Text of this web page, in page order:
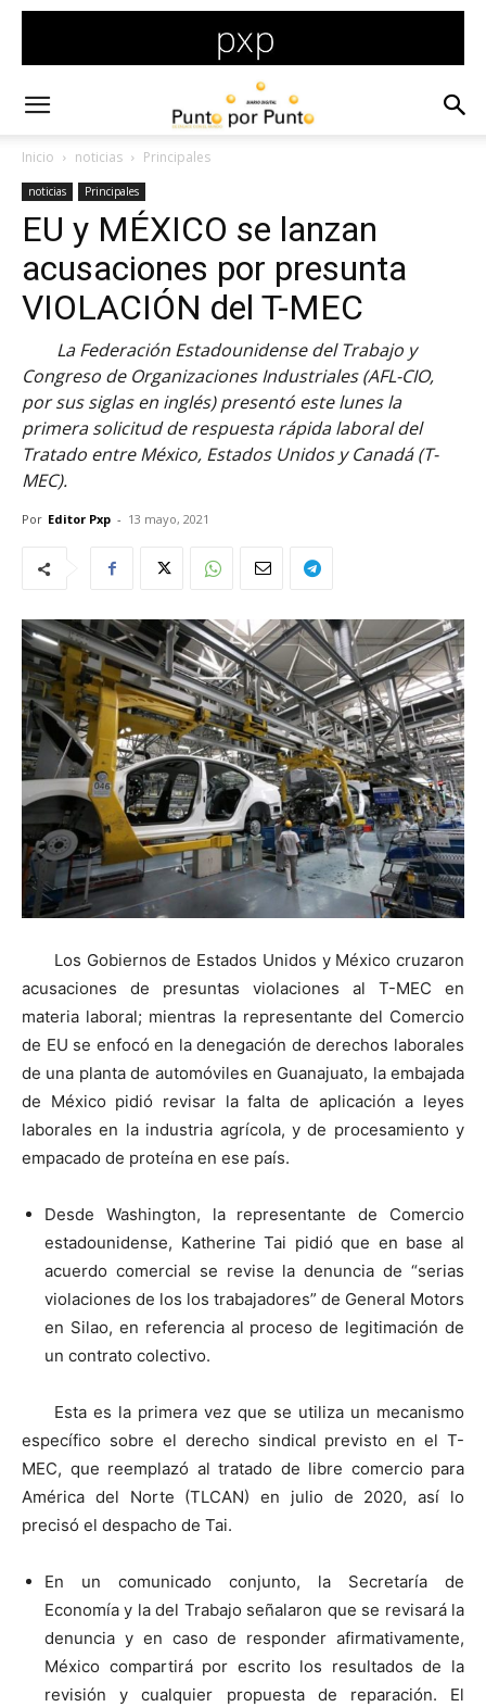
Inicio noticias Principales
noticias Principales
EU y MÉXICO se lanzan
acusaciones por presunta
VIOLACIÓN del T-MEC
La Federación Estadounidense del Trabajo y
Congreso de Organizaciones Industriales (AFL-CIO,
por sus siglas en inglés) presentó este lunes la
primera solicitud de respuesta rápida laboral del
Tratado entre México, Estados Unidos y Canadá (T-
MEC).
Por Editor Pxp - 13 mayo, 2021
Los Gobiernos de Estados Unidos y México cruzaron
acusaciones de presuntas violaciones al T-MEC en
materia laboral; mientras la representante del Comercio
de EU se enfocó en la denegación de derechos laborales
de una planta de automóviles en Guanajuato, la embajada
de México pidió revisar la falta de aplicación a leyes
laborales en la industria agrícola, y de procesamiento y
empacado de proteína en ese país.
Desde Washington, la representante de Comercio
estadounidense, Katherine Tai pidió que en base al
acuerdo comercial se revise la denuncia de “serias
violaciones de los los trabajadores” de General Motors
en Silao, en referencia al proceso de legitimación de
un contrato colectivo.
Esta es la primera vez que se utiliza un mecanismo
específico sobre el derecho sindical previsto en el T-
MEC, que reemplazó al tratado de libre comercio para
América del Norte (TLCAN) en julio de 2020, así lo
precisó el despacho de Tai.
En un comunicado conjunto, la Secretaría de
Economía y la del Trabajo señalaron que se revisará la
denuncia y en caso de responder afirmativamente,
México compartirá por escrito los resultados de la
revisión y cualquier propuesta de reparación. El